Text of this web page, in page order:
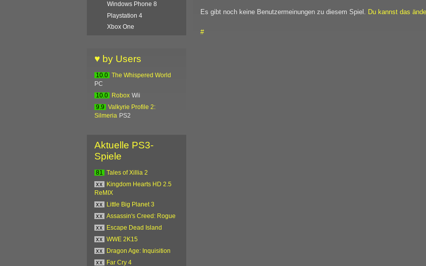
Es gibt noch keine Benutzermeinungen zu diesem Spiel. Du kannst das
#
Windows Phone 8
Playstation 4
Xbox One
♥ by Users
10.0 The Whispered World
PC
10.0
Robox Wii
9.9
Valkyrie Profile 2:
Silmeria PS2
Aktuelle PS3-
Spiele
81
Tales of Xillia 2
xx
Kingdom Hearts HD 2.5
ReMIX
xx
Little Big Planet 3
xx
Assassin's Creed: Rogue
xx
Escape Dead Island
xx
WWE 2K15
xx
Dragon Age: Inquisition
xx
Far Cry 4